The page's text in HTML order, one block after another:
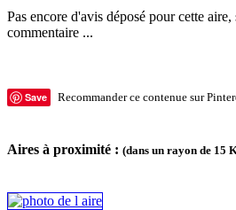
Pas encore d'avis déposé pour cette
commentaire ...
Save Recommander ce contenue sur
Aires à proximité : (dans un rayon de 15